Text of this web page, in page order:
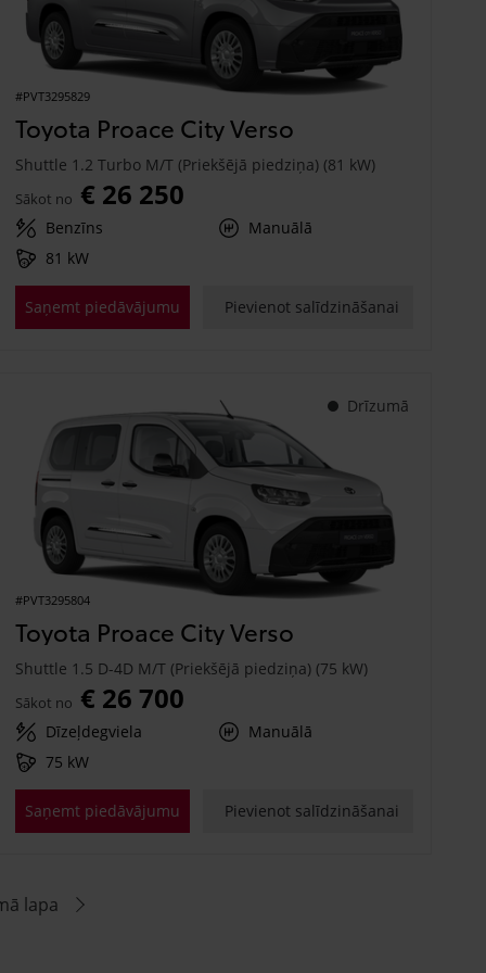
#PVT3295829
Toyota Proace City Verso
Shuttle 1.2 Turbo M/T (Priekšējā piedziņa) (81 kW)
Sākot no € 26 250
Benzīns
Manuālā
81 kW
Saņemt piedāvājumu Pievienot salīdzināšanai
Drīzumā
#PVT3295804
Toyota Proace City Verso
Shuttle 1.5 D-4D M/T (Priekšējā piedziņa) (75 kW)
Sākot no € 26 700
Dīzeļdegviela
Manuālā
75 kW
Saņemt piedāvājumu Pievienot salīdzināšanai
lapa